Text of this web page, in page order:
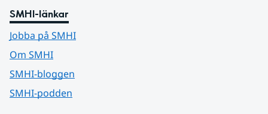
SMHI-länkar
Jobba på SMHI
Om SMHI
SMHI-bloggen
SMHI-podden